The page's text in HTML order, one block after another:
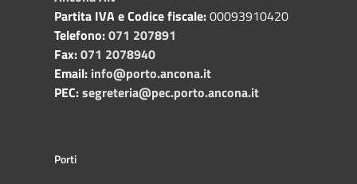
Partita IVA e Codice fiscale:00093910420
Telefono:071 207891
Fax:071 2078940
Email: info@porto.ancona.it
PEC:segreteria@pec.porto.ancona.it
Porti